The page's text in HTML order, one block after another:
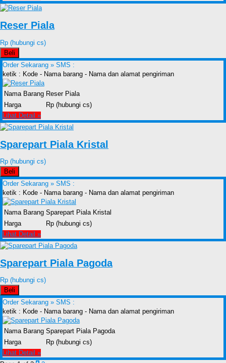
Reser Piala
Rp (hubungi cs)
Beli
Order Sekarang » SMS :
ketik : Kode - Nama barang - Nama dan alamat pengiriman
Nama Barang Reser Piala
Harga
Rp (hubungi cs)
Lihat Detail »
Sparepart Piala Kristal
Rp (hubungi cs)
Beli
Order Sekarang » SMS :
ketik : Kode - Nama barang - Nama dan alamat pengiriman
Nama Barang Sparepart Piala Kristal
Harga
Rp (hubungi cs)
Lihat Detail »
Sparepart Piala Pagoda
Rp (hubungi cs)
Beli
Order Sekarang » SMS :
ketik : Kode - Nama barang - Nama dan alamat pengiriman
Nama Barang Sparepart Piala Pagoda
Harga
Rp (hubungi cs)
Lihat Detail »